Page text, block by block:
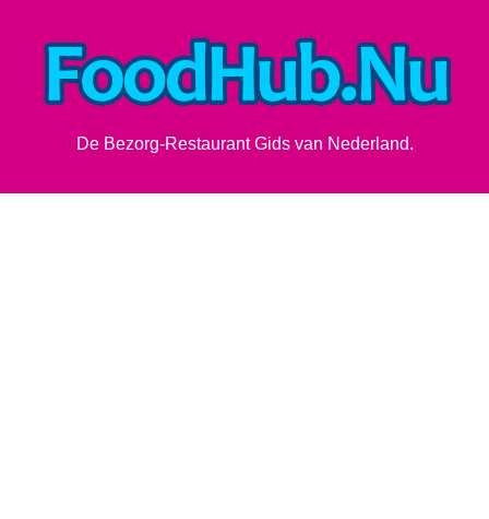
De Bezorg-Restaurant Gids van Nederland.